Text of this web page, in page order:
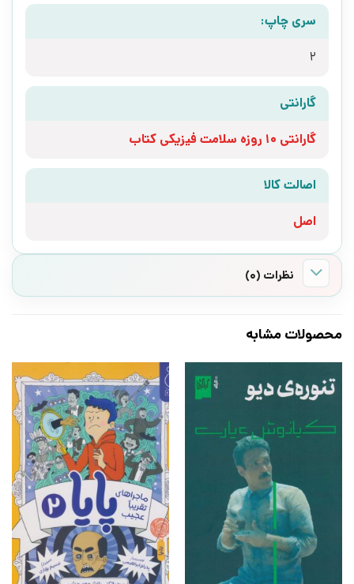
سری چاپ:
2
گارانتی
گارانتی 10 روزه سلامت فیزیکی کتاب
اصالت کالا
اصل
نظرات (0)
محصولات مشابه